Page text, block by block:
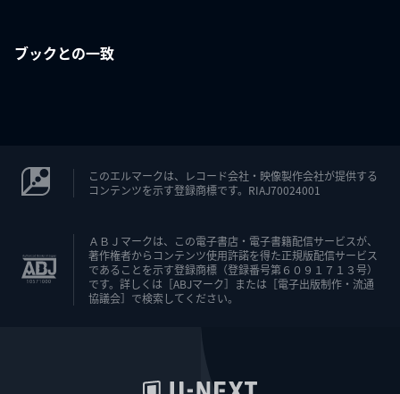
ブックとの一致
このエルマークは、レコード会社・映像製作会社が提供する
コンテンツを示す登録商標です。RIAJ70024001
ＡＢＪマークは、この電子書店・電子書籍配信サービスが、
著作権者からコンテンツ使用許諾を得た正規版配信サービス
であることを示す登録商標（登録番号第６０９１７１３号）
です。詳しくは［ABJマーク］または［電子出版制作・流通
協議会］で検索してください。